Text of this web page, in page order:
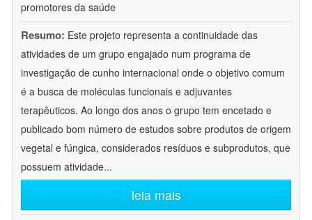
promotores da saúde
Resumo: Este projeto representa a continuidade das
atividades de um grupo engajado num programa de
investigação de cunho internacional onde o objetivo comum
é a busca de moléculas funcionais e adjuvantes
terapêuticos. Ao longo dos anos o grupo tem encetado e
publicado bom número de estudos sobre produtos de origem
vegetal e fúngica, considerados resíduos e subprodutos, que
possuem atividade...
leia mais